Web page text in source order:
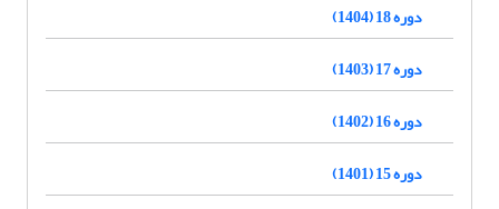
دوره 18 (1404)
دوره 17 (1403)
دوره 16 (1402)
دوره 15 (1401)